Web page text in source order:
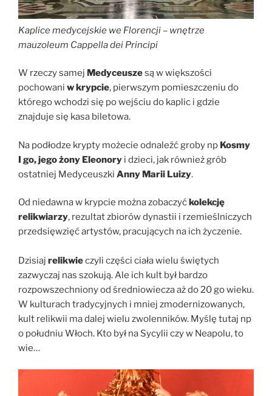
Kaplice medycejskie we Florencji – wnętrze
mauzoleum Cappella dei Principi
W rzeczy samej Medyceuszesą w większości
pochowani w krypcie, pierwszym pomieszczeniu do
którego wchodzi się po wejściu do kaplic i gdzie
znajduje się kasa biletowa.
Na podłodze krypty możecie odnaleźć groby np Kosmy
I go, jego żony Eleonory i dzieci, jak również grób
ostatniej Medyceuszki Anny Marii Luizy.
Od niedawna w krypcie można zobaczyćkolekcję
relikwiarzy, rezultat zbiorów dynastii i rzemieślniczych
przedsięwzięć artystów, pracujących na ich życzenie.
Dzisiaj relikwieczyli części ciała wielu świętych
zazwyczaj nas szokują. Ale ich kult był bardzo
rozpowszechniony od średniowiecza aż do 20 go wieku.
W kulturach tradycyjnych i mniej zmodernizowanych,
kult relikwii ma dalej wielu zwolenników. Myślę tutaj np
o południu Włoch. Kto był na Sycylii czy w Neapolu, to
wie…